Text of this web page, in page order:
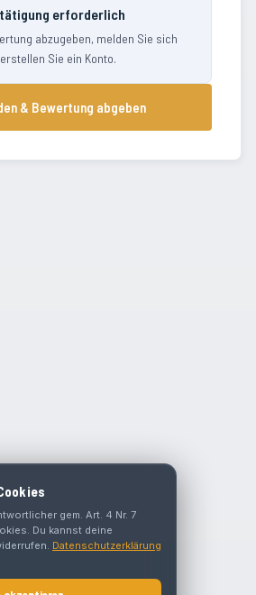
erforderlich
abzugeben, melden Sie sich
Sie ein Konto.
& Bewertung abgeben
gem. Art. 4 Nr. 7
Du kannst deine
Datenschutzerklärung